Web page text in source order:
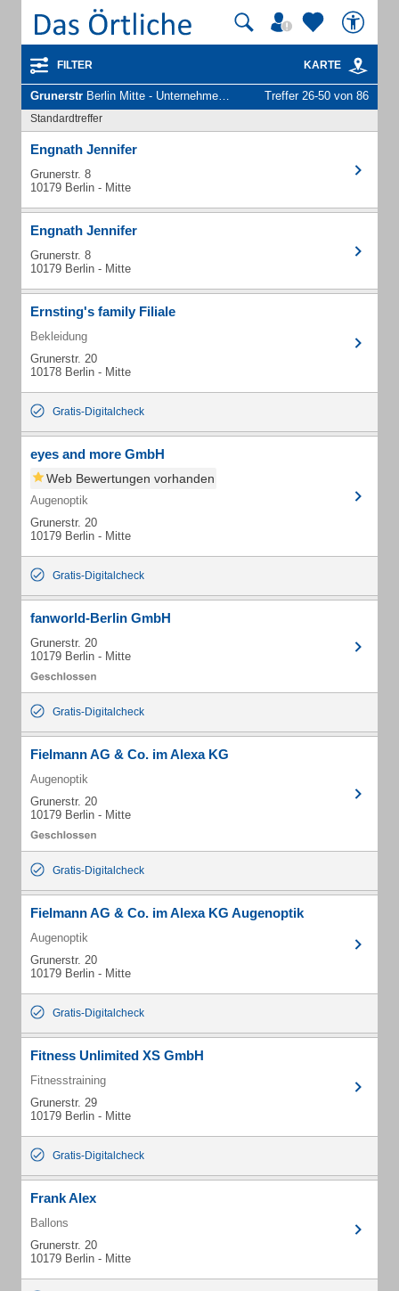
FILTER KARTE
Grunerstr Berlin Mitte - Unternehmen und Personen Treffer 26-50 von 86
Standardtreffer
Engnath Jennifer
Grunerstr. 8
10179 Berlin - Mitte
Engnath Jennifer
Grunerstr. 8
10179 Berlin - Mitte
Ernsting's family Filiale
Bekleidung
Grunerstr. 20
10178 Berlin - Mitte
Gratis-Digitalcheck
eyes and more GmbH
Web Bewertungen vorhanden
Augenoptik
Grunerstr. 20
10179 Berlin - Mitte
Gratis-Digitalcheck
fanworld-Berlin GmbH
Grunerstr. 20
10179 Berlin - Mitte
Gratis-Digitalcheck
Fielmann AG & Co. im Alexa KG
Augenoptik
Grunerstr. 20
10179 Berlin - Mitte
Gratis-Digitalcheck
Fielmann AG & Co. im Alexa KG Augenoptik
Augenoptik
Grunerstr. 20
10179 Berlin - Mitte
Gratis-Digitalcheck
Fitness Unlimited XS GmbH
Fitnesstraining
Grunerstr. 29
10179 Berlin - Mitte
Gratis-Digitalcheck
Frank Alex
Ballons
Grunerstr. 20
10179 Berlin - Mitte